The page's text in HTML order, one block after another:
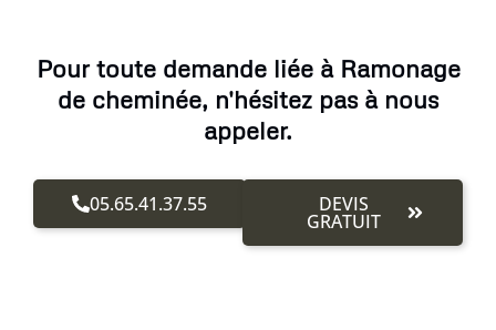
Pour toute demande liée à Ramonage
de cheminée, n'hésitez pas à nous
appeler.
05.65.41.37.55 DEVIS
GRATUIT